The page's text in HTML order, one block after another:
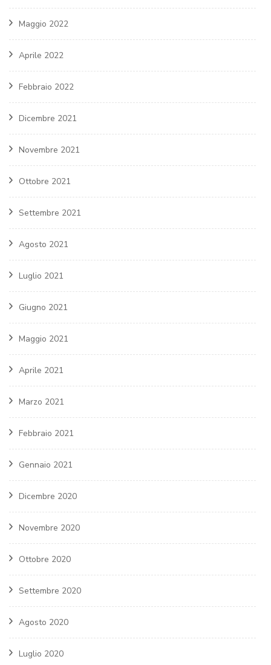
Maggio 2022
Aprile 2022
Febbraio 2022
Dicembre 2021
Novembre 2021
Ottobre 2021
Settembre 2021
Agosto 2021
Luglio 2021
Giugno 2021
Maggio 2021
Aprile 2021
Marzo 2021
Febbraio 2021
Gennaio 2021
Dicembre 2020
Novembre 2020
Ottobre 2020
Settembre 2020
Agosto 2020
Luglio 2020